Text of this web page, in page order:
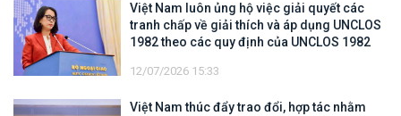
Việt Nam luôn ủng hộ việc giải quyết các
tranh chấp về giải thích và áp dụng UNCLOS
1982 theo các quy định của UNCLOS 1982
12/07/2026 15:33
Việt Nam thúc đẩy trao đổi, hợp tác nhằm